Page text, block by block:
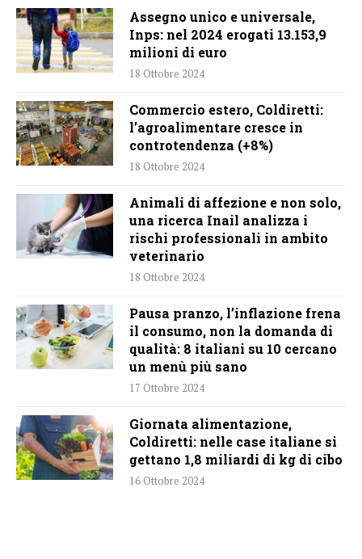
Assegno unico e universale,
Inps: nel 2024 erogati 13.153,9
milioni di euro
18 Ottobre 2024
Commercio estero, Coldiretti:
l’agroalimentare cresce in
controtendenza (+8%)
18 Ottobre 2024
Animali di affezione e non solo,
una ricerca Inail analizza i
rischi professionali in ambito
veterinario
18 Ottobre 2024
Pausa pranzo, l’inflazione frena
il consumo, non la domanda di
qualità: 8 italiani su 10 cercano
un menù più sano
17 Ottobre 2024
Giornata alimentazione,
Coldiretti: nelle case italiane si
gettano 1,8 miliardi di kg di cibo
16 Ottobre 2024